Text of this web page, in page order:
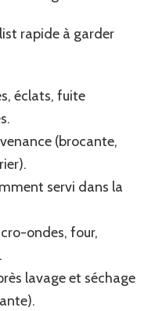
rapide à garder
éclats, fuite
(brocante,
servi dans la
ondes, four,
lavage et séchage